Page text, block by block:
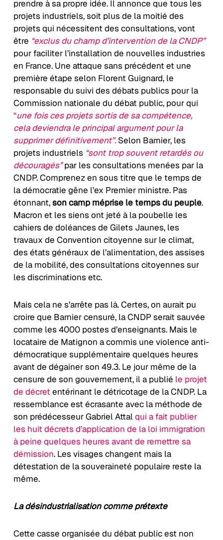
prendre à sa propre idée. Il annonce que tous les
projets industriels, soit plus de la moitié des
projets qui nécessitent des consultations, vont
être “exclus du champ d’intervention de la CNDP”
pour faciliter l’installation de nouvelles industries
en France. Une attaque sans précédent et une
première étape selon Florent Guignard, le
responsable du suivi des débats publics pour la
Commission nationale du débat public, pour qui
“une fois ces projets sortis de sa compétence,
cela deviendra le principal argument pour la
supprimer définitivement”.Selon Barnier, les
projets industriels “sont trop souvent retardés ou
découragés”par les consultations menées par la
CNDP. Comprenez en sous titre que le temps de
la démocratie gêne l’ex Premier ministre. Pas
étonnant,son camp méprise le temps du peuple.
Macron et les siens ont jeté à la poubelle les
cahiers de doléances de Gilets Jaunes, les
travaux de Convention citoyenne sur le climat,
des états généraux de l’alimentation, des assises
de la mobilité, des consultations citoyennes sur
les discriminations etc.
Mais cela ne s’arrête pas là. Certes, on aurait pu
croire que Barnier censuré, la CNDP serait sauvée
comme les 4000 postes d’enseignants. Mais le
locataire de Matignon a commis une violence anti-
démocratique supplémentaire quelques heures
avant de dégainer son 49.3. Le jour même de la
censure de son gouvernement, il a publié le projet
de décretentérinant le détricotage de la CNDP. La
ressemblance est écrasante avec la méthode de
son prédécesseur Gabriel Attalqui a fait publier
les huit décrets d’application de la loi immigration
à peine quelques heures avant de remettre sa
démission. Les visages changent mais la
détestation de la souveraineté populaire reste la
même.
La désindustrialisation comme prétexte
Cette casse organisée du débat public est non